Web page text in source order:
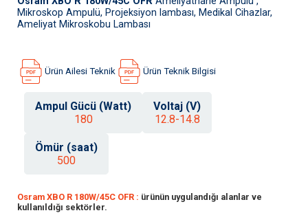
Mikroskop Ampulü, Projeksiyon lambası, Medikal Cihazlar,
Ameliyat Mikroskobu Lambası
Ürün Ailesi Teknik Ürün Teknik Bilgisi
Ampul Gücü (Watt)
180
Voltaj (V)
12.8-14.8
Ömür (saat)
500
Osram XBO R 180W/45C OFR : ürünün uygulandığı alanlar ve
kullanıldığı sektörler.